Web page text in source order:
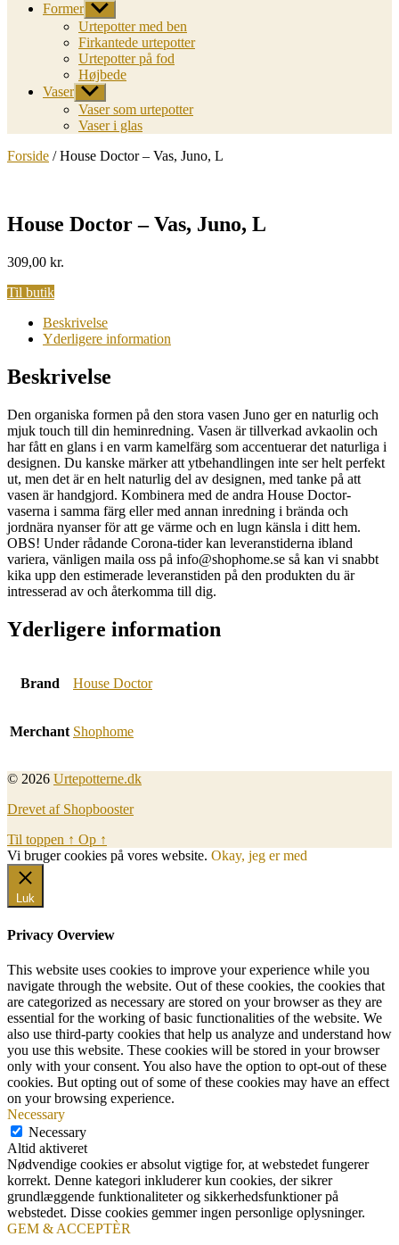
Former Vis
undermenu
Urtepotter med ben
Firkantede urtepotter
Urtepotter på fod
Højbede
Vaser Vis
undermenu
Vaser som urtepotter
Vaser i glas
Forside / House Doctor – Vas, Juno, L
House Doctor – Vas, Juno, L
309,00 kr.
Til butik
Beskrivelse
Yderligere information
Beskrivelse
Den organiska formen på den stora vasen Juno ger en naturlig och
mjuk touch till din heminredning. Vasen är tillverkad avkaolin och
har fått en glans i en varm kamelfärg som accentuerar det naturliga i
designen. Du kanske märker att ytbehandlingen inte ser helt perfekt
ut, men det är en helt naturlig del av designen, med tanke på att
vasen är handgjord. Kombinera med de andra House Doctor-
vaserna i samma färg eller med annan inredning i brända och
jordnära nyanser för att ge värme och en lugn känsla i ditt hem.
OBS! Under rådande Corona-tider kan leveranstiderna ibland
variera, vänligen maila oss på info@shophome.se så kan vi snabbt
kika upp den estimerade leveranstiden på den produkten du är
intresserad av och återkomma till dig.
Yderligere information
Brand House Doctor
Merchant Shophome
© 2026 Urtepotterne.dk
Drevet af Shopbooster
Til toppen ↑ Op ↑
Vi bruger cookies på vores website. Okay, jeg er med
Luk
Privacy Overview
This website uses cookies to improve your experience while you
navigate through the website. Out of these cookies, the cookies that
are categorized as necessary are stored on your browser as they are
essential for the working of basic functionalities of the website. We
also use third-party cookies that help us analyze and understand how
you use this website. These cookies will be stored in your browser
only with your consent. You also have the option to opt-out of these
cookies. But opting out of some of these cookies may have an effect
on your browsing experience.
Necessary
Necessary
Altid aktiveret
Nødvendige cookies er absolut vigtige for, at webstedet fungerer
korrekt. Denne kategori inkluderer kun cookies, der sikrer
grundlæggende funktionaliteter og sikkerhedsfunktioner på
webstedet. Disse cookies gemmer ingen personlige oplysninger.
GEM & ACCEPTÈR